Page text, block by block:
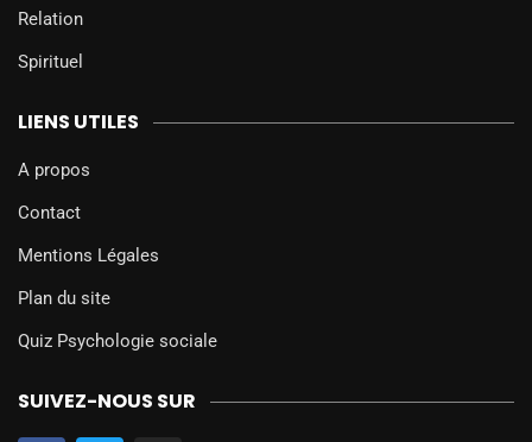
Relation
Spirituel
LIENS UTILES
A propos
Contact
Mentions Légales
Plan du site
Quiz Psychologie sociale
SUIVEZ-NOUS SUR